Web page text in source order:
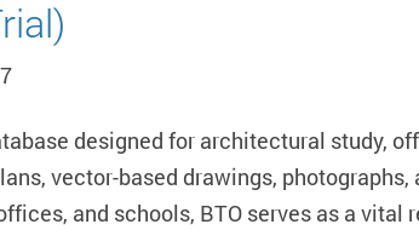
designed for architectural study,
vector-based drawings,
and schools, BTO serves as a